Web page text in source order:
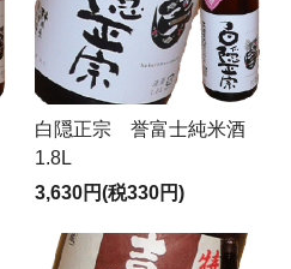
白隠正宗 誉富士純米酒
1.8L
3,630円(税330円)